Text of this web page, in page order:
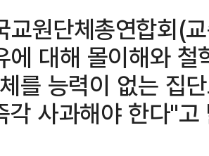
교원단체총연합회(
에 대해 몰이해와
를 능력이 없는 집
각 사과해야 한다"고